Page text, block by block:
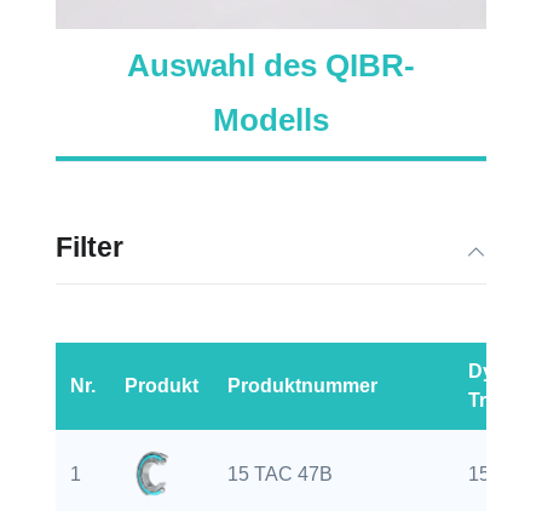
Auswahl des QIBR-
Modells
Filter
Nr. Produkt Produktnummer
1 15 TAC 47B 15 mm